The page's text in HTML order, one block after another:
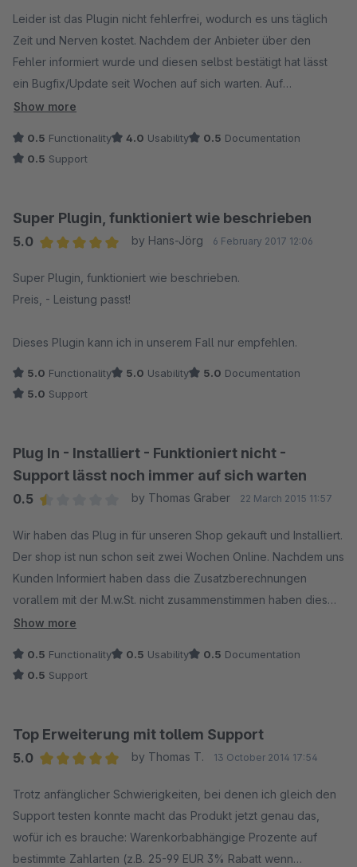
Leider ist das Plugin nicht fehlerfrei, wodurch es uns täglich
Zeit und Nerven kostet. Nachdem der Anbieter über den
Fehler informiert wurde und diesen selbst bestätigt hat lässt
ein Bugfix/Update seit Wochen auf sich warten. Auf
Rückfragen wird nicht geantwortet, wir sind sehr enttäuscht die
Show more
0.5 Functionality 4.0 Usability 0.5 Documentation
0.5 Support
Super Plugin, funktioniert wie beschrieben
5.0
by Hans-Jörg 6 February 2017 12:06
Super Plugin, funktioniert wie beschrieben.
Preis, - Leistung passt!
Dieses Plugin kann ich in unserem Fall nur empfehlen.
5.0 Functionality 5.0 Usability 5.0 Documentation
5.0 Support
Plug In - Installiert - Funktioniert nicht -
Support lässt noch immer auf sich warten
0.5
by Thomas Graber 22 March 2015 11:57
Wir haben das Plug in für unseren Shop gekauft und Installiert.
Der shop ist nun schon seit zwei Wochen Online. Nachdem uns
Kunden Informiert haben dass die Zusatzberechnungen
vorallem mit der M.w.St. nicht zusammenstimmen haben dies
selbst nachkontrolliert. Es entstand ein großer Fehler so dass
zusammengestimmt haben. Wir haben umgehend mit dem
Support kontakt aufgenommen -man konnte uns zuerst fast
auch keinerlei Information erhalten haben. Nach zwei Wochen
gab es einen Lichblick man schaute über das Problem. Als
genauer informieren. Unser Shop ist nun schon seit über einen
Monat online und wir haben immer noch keine Antwort und
Lösung erhalten. Das Plug in wird benötigt und ist in diesem
Zustand komplett überflüssig. Das ist aber den Entwicklern
Show more
0.5 Functionality 0.5 Usability 0.5 Documentation
0.5 Support
Top Erweiterung mit tollem Support
5.0
by Thomas T. 13 October 2014 17:54
Trotz anfänglicher Schwierigkeiten, bei denen ich gleich den
Support testen konnte macht das Produkt jetzt genau das,
wofür ich es brauche: Warenkorbabhängige Prozente auf
bestimmte Zahlarten (z.B. 25-99 EUR 3% Rabatt wenn